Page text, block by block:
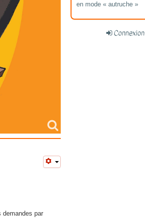
demandes par
en mode « autruche »
Connexion